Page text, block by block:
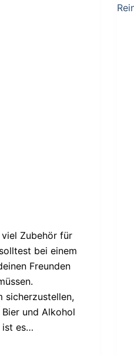
Zubehör für
bei einem
Freunden
sicherzustellen,
und Alkohol
ist es…